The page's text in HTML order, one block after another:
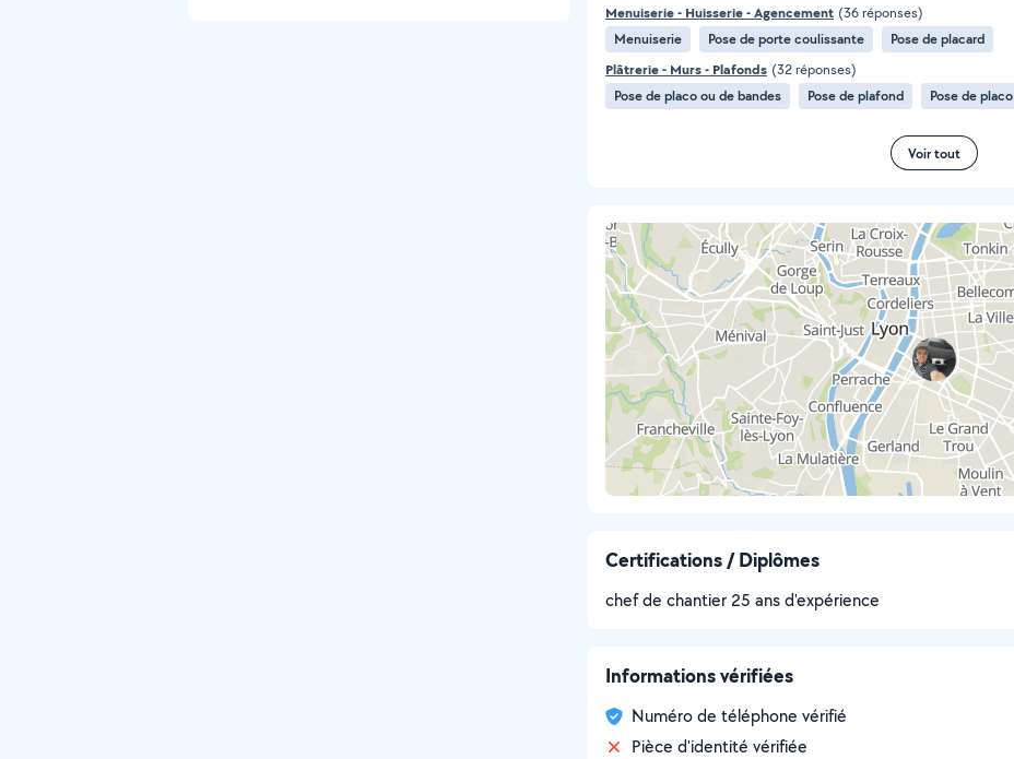
Menuiserie - Huisserie - Agencement (36 réponses)
Menuiserie
Pose de porte coulissante
Pose de placard
Plâtrerie - Murs - Plafonds (32 réponses)
Pose de placo ou de bandes
Pose de plafond Pose de placo
Voir tout
Certifications / Diplômes
chef de chantier 25 ans d'expérience
Informations vérifiées
Numéro de téléphone vérifié
Pièce d'identité vérifiée